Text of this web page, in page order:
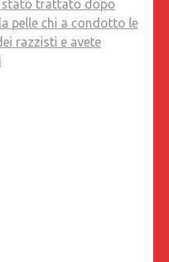
stato trattato dopo
pelle chi a condotto le
razzisti e avete